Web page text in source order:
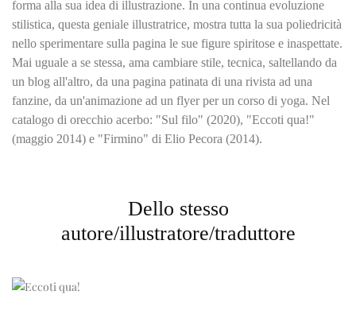
forma alla sua idea di illustrazione. In una continua evoluzione
stilistica, questa geniale illustratrice, mostra tutta la sua poliedricità
nello sperimentare sulla pagina le sue figure spiritose e inaspettate.
Mai uguale a se stessa, ama cambiare stile, tecnica, saltellando da
un blog all'altro, da una pagina patinata di una rivista ad una
fanzine, da un'animazione ad un flyer per un corso di yoga. Nel
catalogo di orecchio acerbo: "Sul filo" (2020), "Eccoti qua!"
(maggio 2014) e "Firmino" di Elio Pecora (2014).
Dello stesso
autore/illustratore/traduttore